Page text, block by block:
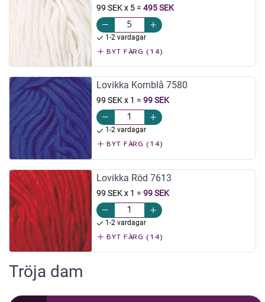
99 SEK x 5= 495 SEK
1-2 vardagar
BYT FÄRG (14)
Lovikka Kornblå 7580
99 SEK x 1 = 99 SEK
1-2 vardagar
BYT FÄRG (14)
Lovikka Röd 7613
99 SEK x 1 = 99 SEK
1-2 vardagar
BYT FÄRG (14)
Tröja dam